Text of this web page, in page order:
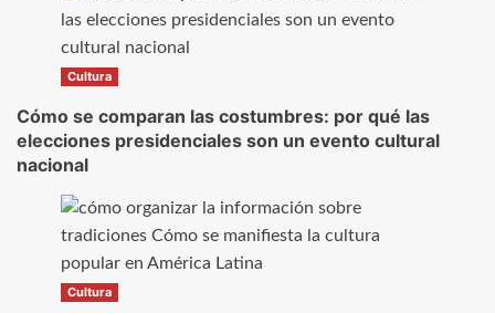
Cultura
Cómo se comparan las costumbres: por qué las
elecciones presidenciales son un evento cultural
nacional
Cultura